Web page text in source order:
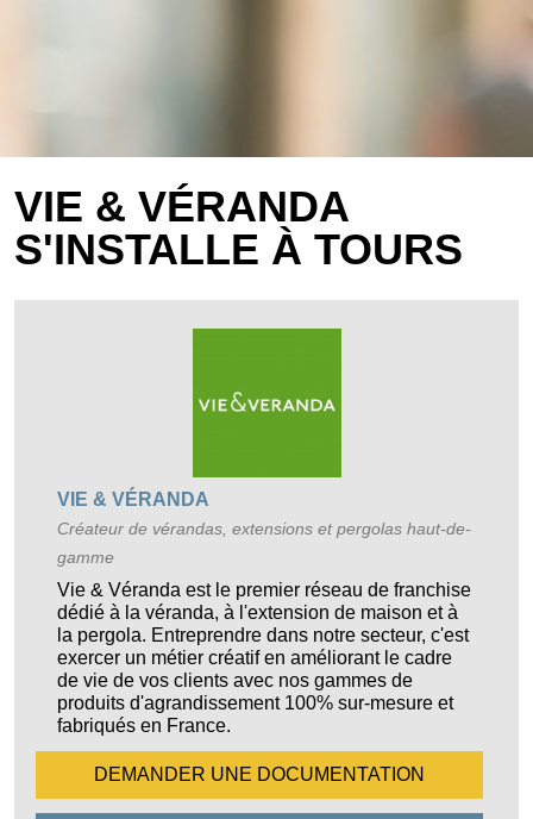
VIE & VÉRANDA
S'INSTALLE À TOURS
VIE & VÉRANDA
Créateur de vérandas, extensions et pergolas haut-de-
gamme
Vie & Véranda est le premier réseau de franchise
dédié à la véranda, à l'extension de maison et à
la pergola. Entreprendre dans notre secteur, c'est
exercer un métier créatif en améliorant le cadre
de vie de vos clients avec nos gammes de
produits d'agrandissement 100% sur-mesure et
fabriqués en France.
DEMANDER UNE DOCUMENTATION